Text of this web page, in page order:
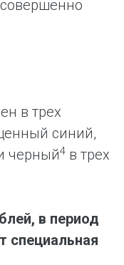
в трех
синий,
черный4 в трех
в период
специальная